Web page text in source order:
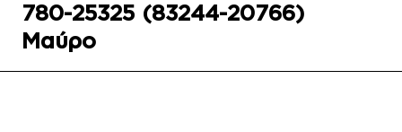
780-25325 (83244-20766)
Μαύρο